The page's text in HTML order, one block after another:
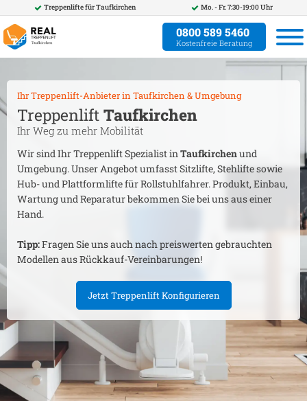
Treppenlifte fürTaufkirchen Mo. - Fr. 7:30-19:00 Uhr
0800 589 5460
Kostenfreie Beratung
Ihr Treppenlift-Anbieter in Taufkirchen & Umgebung
Treppenlift Taufkirchen
Ihr Weg zu mehr Mobilität
Wir sind Ihr Treppenlift Spezialist inTaufkirchenund
Umgebung. Unser Angebot umfasst Sitzlifte, Stehlifte sowie
Hub- und Plattformlifte für Rollstuhlfahrer. Produkt, Einbau,
Wartung und Reparatur bekommen Sie bei uns aus einer
Hand.
Tipp:Fragen Sie uns auch nach preiswerten gebrauchten
Modellen aus Rückkauf-Vereinbarungen!
Jetzt Treppenlift Konfigurieren